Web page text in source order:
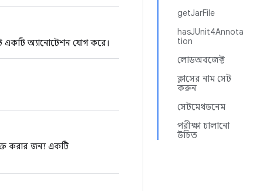
getJarFile
hasJUnit4Annota
tion
লোডঅবজেক্ট
ক্লাসের নাম সেট
করুন
সেটমেথডনেম
পরীক্ষা চালানো
উচিত
একটি অ্যানোটেশন যোগ করে।
করার জন্য একটি